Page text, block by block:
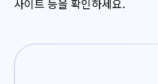
사이트 등을 확인하세요.